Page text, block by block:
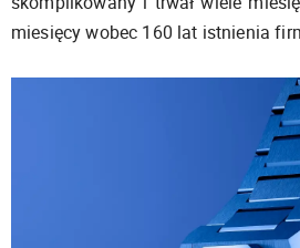
miesięcy wobec 160 lat istnienia